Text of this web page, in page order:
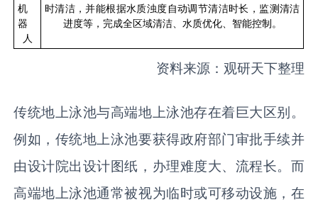
机
器
人
时清洁，并能根据水质浊度自动调节清洁时长，监测清洁
进度等，完成全区域清洁、水质优化、智能控制。
资料来源：观研天下整理
传统地上泳池与高端地上泳池存在着巨大区别。
例如，传统地上泳池要获得政府部门审批手续并
由设计院出设计图纸，办理难度大、流程长。而
高端地上泳池通常被视为临时或可移动设施，在